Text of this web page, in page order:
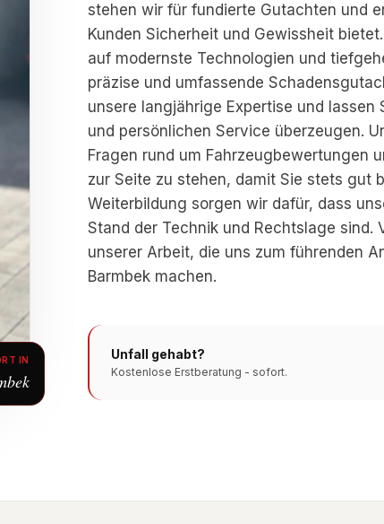
IN
stehen wir für fundierte Gutachten und
Kunden Sicherheit und Gewissheit
auf modernste Technologien und
präzise und umfassende
unsere langjährige Expertise und
und persönlichen Service überzeugen.
Fragen rund um Fahrzeugbewertungen
zur Seite zu stehen, damit Sie stets gut
Weiterbildung sorgen wir dafür, dass
Stand der Technik und Rechtslage sind.
unserer Arbeit, die uns zum führenden
Barmbek machen.
Unfall gehabt?
Kostenlose Erstberatung - sofort.